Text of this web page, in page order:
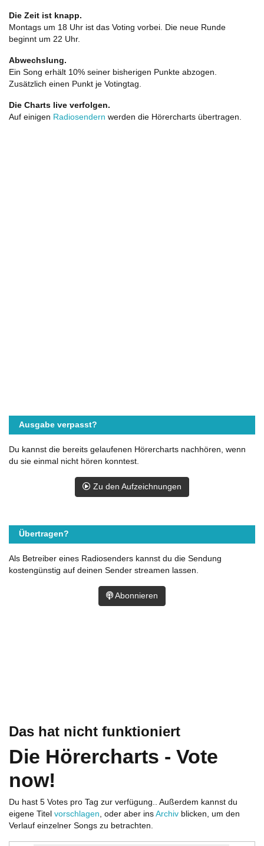
Das hat nicht funktioniert
Die Hörercharts - Vote
now!
Du hast 5 Votes pro Tag zur verfügung.. Außerdem kannst du
eigene Titel vorschlagen, oder aber ins Archiv blicken, um den
Verlauf einzelner Songs zu betrachten.
Die Zeit ist knapp.
Montags um 18 Uhr ist das Voting vorbei. Die neue Runde
beginnt um 22 Uhr.
Abwechslung.
Ein Song erhält 10% seiner bisherigen Punkte abzogen.
Zusätzlich einen Punkt je Votingtag.
Die Charts live verfolgen.
Auf einigen Radiosendern werden die Hörercharts übertragen.
Ausgabe verpasst?
Du kannst die bereits gelaufenen Hörercharts nachhören, wenn
du sie einmal nicht hören konntest.
Zu den Aufzeichnungen
Übertragen?
Als Betreiber eines Radiosenders kannst du die Sendung
kostengünstig auf deinen Sender streamen lassen.
Abonnieren